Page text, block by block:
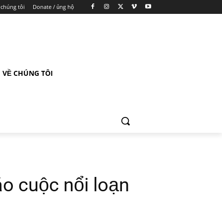
tôi Donate / ủng hộ
VỀ CHÚNG TÔI
cuộc nổi loạn